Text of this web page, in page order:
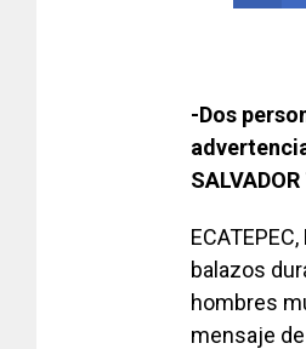
-Dos
balazos
hombres
mensaje